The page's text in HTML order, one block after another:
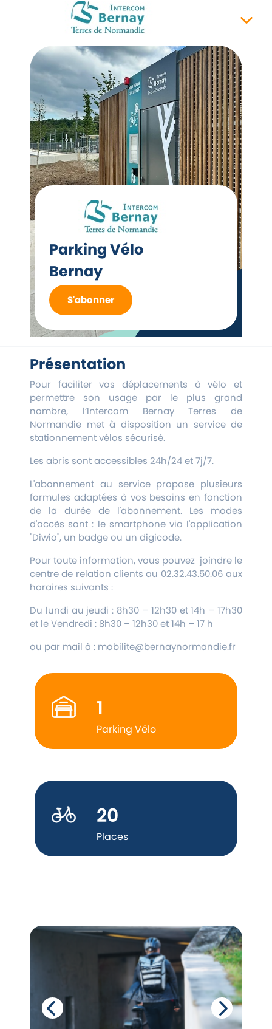
Parking Vélo
Bernay
S'abonner
Présentation
Pour faciliter vos déplacements à vélo et
permettre son usage par le plus grand
nombre, l’Intercom Bernay Terres de
Normandie met à disposition un service de
stationnement vélos sécurisé.
Les abris sont accessibles 24h/24 et 7j/7.
L'abonnement au service propose plusieurs
formules adaptées à vos besoins en fonction
de la durée de l'abonnement. Les modes
d'accès sont : le smartphone via l'application
"Diwio", un badge ou un digicode.
Pour toute information, vous pouvez joindre le
centre de relation clients au 02.32.43.50.06 aux
horaires suivants :
Du lundi au jeudi : 8h30 – 12h30 et 14h – 17h30
et le Vendredi : 8h30 – 12h30 et 14h – 17 h
ou par mail à : mobilite@bernaynormandie.fr
1
Parking Vélo
20
Places